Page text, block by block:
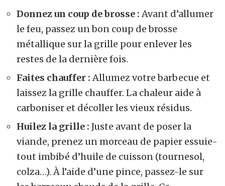
Donnez un coup de brosse : Avant d’allumer
le feu, passez un bon coup de brosse
métallique sur la grille pour enlever les
restes de la dernière fois.
Faites chauffer : Allumez votre barbecue et
laissez la grille chauffer. La chaleur aide à
carboniser et décoller les vieux résidus.
Huilez la grille : Juste avant de poser la
viande, prenez un morceau de papier essuie-
tout imbibé d’huile de cuisson (tournesol,
colza…). À l’aide d’une pince, passez-le sur